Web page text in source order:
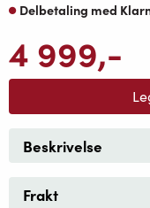
Delbetaling med
4 999,-
Beskrivelse
Frakt